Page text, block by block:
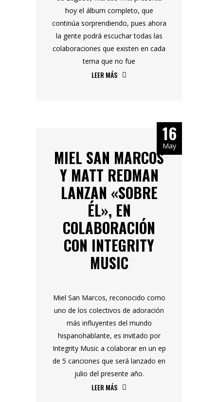
hoy el álbum completo, que
continúa sorprendiendo, pues ahora
la gente podrá escuchar todas las
colaboraciones que existen en cada
tema que no fue
LEER MÁS
16
May
MIEL SAN MARCOS
Y MATT REDMAN
LANZAN «SOBRE
ÉL», EN
COLABORACIÓN
CON INTEGRITY
MUSIC
Miel San Marcos, reconocido como
uno de los colectivos de adoración
más influyentes del mundo
hispanohablante, es invitado por
Integrity Music a colaborar en un ep
de 5 canciones que será lanzado en
julio del presente año.
LEER MÁS